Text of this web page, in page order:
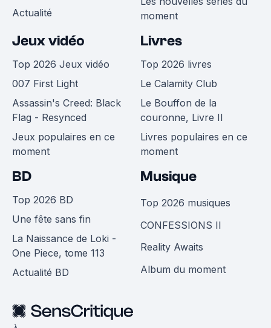
Actualité
moment
Jeux vidéo
Top 2026 Jeux vidéo
007 First Light
Assassin's Creed: Black
Flag - Resynced
Jeux populaires en ce
moment
Livres
Top 2026 livres
Le Calamity Club
Le Bouffon de la
couronne, Livre II
Livres populaires en ce
moment
BD
Top 2026 BD
Une fête sans fin
La Naissance de Loki -
One Piece, tome 113
Actualité BD
Musique
Top 2026 musiques
CONFESSIONS II
Reality Awaits
Album du moment